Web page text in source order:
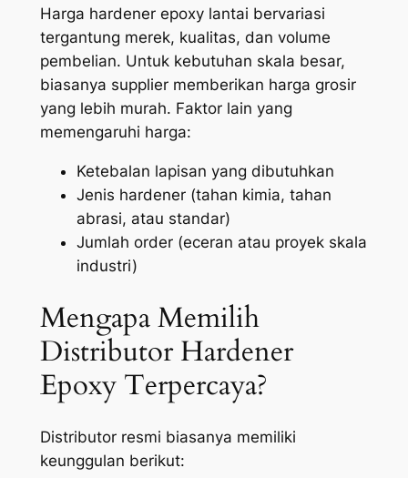
Harga hardener epoxy lantai bervariasi
tergantung merek, kualitas, dan volume
pembelian. Untuk kebutuhan skala besar,
biasanya supplier memberikan harga grosir
yang lebih murah. Faktor lain yang
memengaruhi harga:
Ketebalan lapisan yang dibutuhkan
Jenis hardener (tahan kimia, tahan
abrasi, atau standar)
Jumlah order (eceran atau proyek skala
industri)
Mengapa Memilih
Distributor Hardener
Epoxy Terpercaya?
Distributor resmi biasanya memiliki
keunggulan berikut: